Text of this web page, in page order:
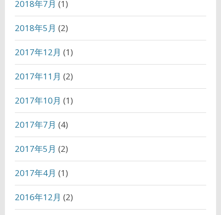
2018年7月 (1)
2018年5月 (2)
2017年12月 (1)
2017年11月 (2)
2017年10月 (1)
2017年7月 (4)
2017年5月 (2)
2017年4月 (1)
2016年12月 (2)